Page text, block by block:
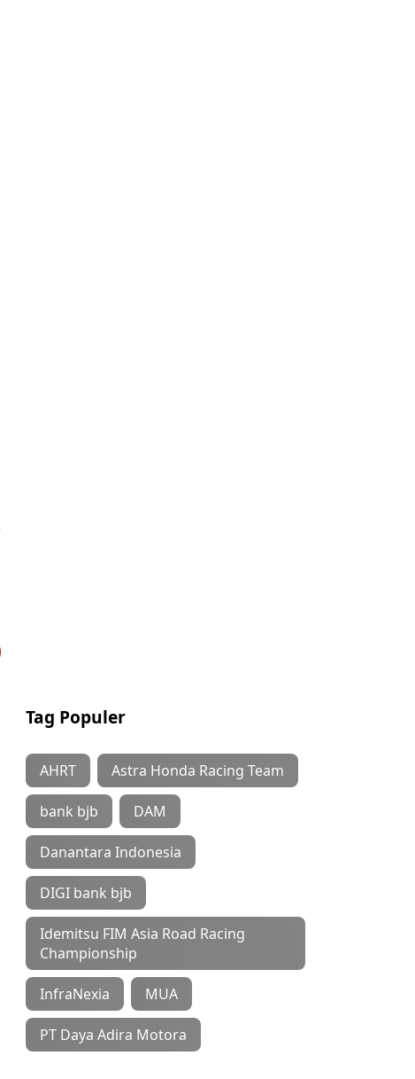
Tag Populer
AHRT Astra Honda Racing Team
bank bjb DAM
Danantara Indonesia
DIGI bank bjb
Idemitsu FIM Asia Road Racing
Championship
InfraNexia MUA
PT Daya Adira Motora